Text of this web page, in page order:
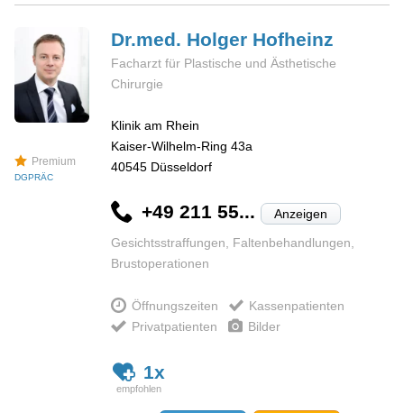
Premium
DGPRÄC
Dr.med. Holger Hofheinz
Facharzt für Plastische und Ästhetische
Chirurgie
Klinik am Rhein
Kaiser-Wilhelm-Ring 43a
40545 Düsseldorf
+49 211 55... Anzeigen
Gesichtsstraffungen, Faltenbehandlungen,
Brustoperationen
Öffnungszeiten
Kassenpatienten
Privatpatienten
Bilder
1x